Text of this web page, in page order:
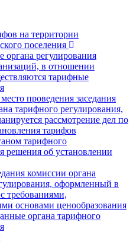
на территории
поселения
органа регулирования
в отношении
тарифные
проведения заседания
тарифного регулирования,
рассмотрение дел по
тарифов
тарифного
решения об установлении
комиссии органа
оформленный в
требованиями,
основами ценообразования
органа тарифного